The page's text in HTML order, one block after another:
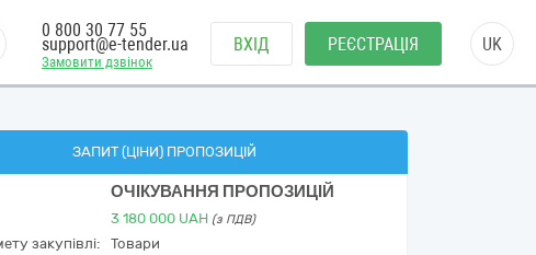
Замовити дзвінок
0 800 30 77 55
support@e-tender.ua ВХІД РЕЄСТРАЦІЯ UK
ЗАПИТ (ЦІНИ) ПРОПОЗИЦІЙ
ОЧІКУВАННЯ ПРОПОЗИЦІЙ
3 180 000 UAH (з ПДВ)
закупівлі:
Товари